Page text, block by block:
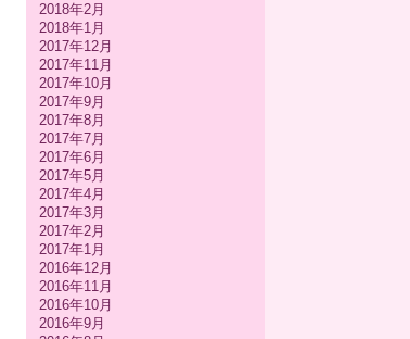
2018年2月
2018年1月
2017年12月
2017年11月
2017年10月
2017年9月
2017年8月
2017年7月
2017年6月
2017年5月
2017年4月
2017年3月
2017年2月
2017年1月
2016年12月
2016年11月
2016年10月
2016年9月